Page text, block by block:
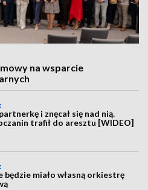
na wsparcie
i znęcał się nad nią.
trafił do aresztu [WIDEO]
będzie miało własną orkiestrę